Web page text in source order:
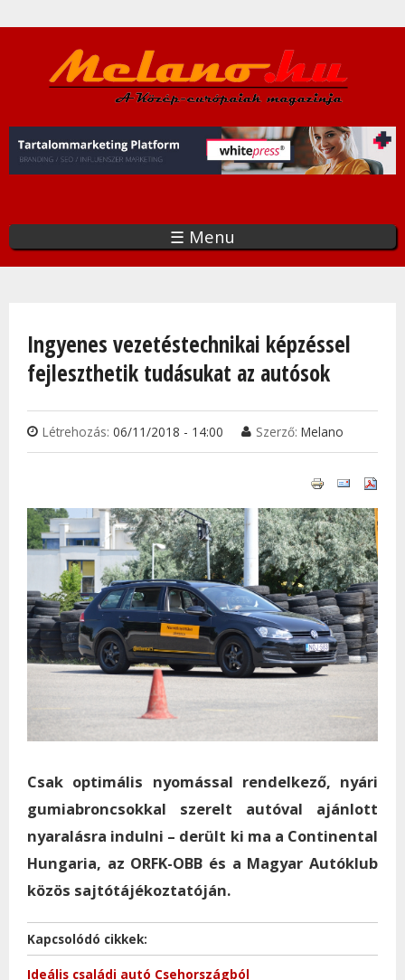
a
tartalomra
☰ Menu
Ingyenes vezetéstechnikai képzéssel
fejleszthetik tudásukat az autósok
Létrehozás: 06/11/2018 - 14:00 Szerző: Melano
Csak optimális nyomással rendelkező, nyári
gumiabroncsokkal szerelt autóval ajánlott
nyaralásra indulni – derült ki ma a Continental
Hungaria, az ORFK-OBB és a Magyar Autóklub
közös sajtótájékoztatóján.
Kapcsolódó cikkek:
Ideális családi autó Csehországból